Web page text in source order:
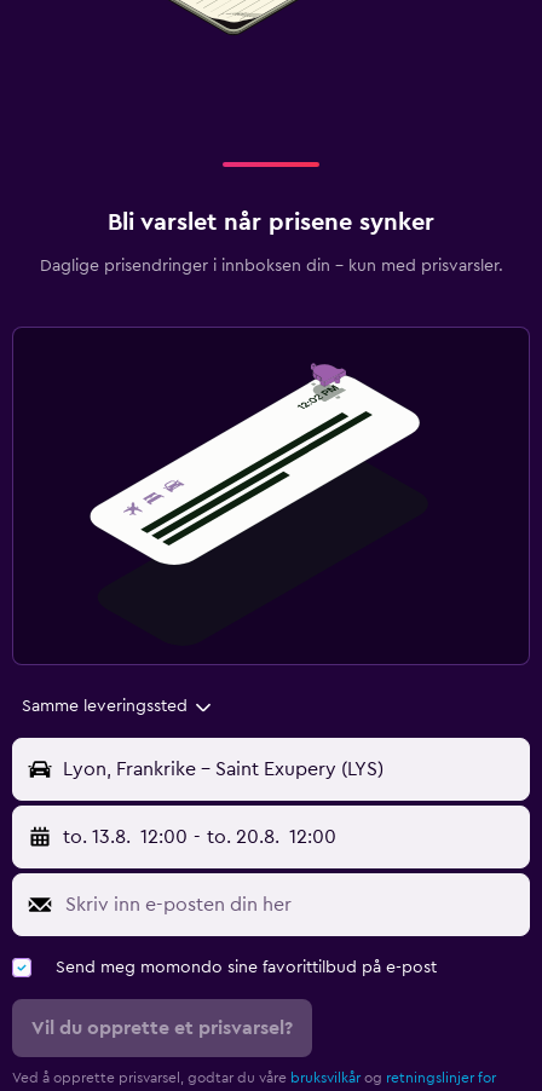
Bli varslet når prisene synker
Daglige prisendringer i innboksen din – kun med prisvarsler.
Samme leveringssted
Lyon, Frankrike - Saint Exupery (LYS)
to. 13.8. 12:00 - to. 20.8. 12:00
Send meg momondo sine favorittilbud på e-post
Vil du opprette et prisvarsel?
Ved å opprette prisvarsel, godtar du våre bruksvilkår og retningslinjer for